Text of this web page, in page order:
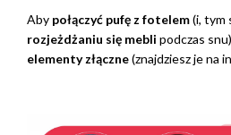
Aby połączyć pufę z fotelem(i, tym
rozjeżdżaniu się mebli podczas
elementy złączne(znajdziesz je na